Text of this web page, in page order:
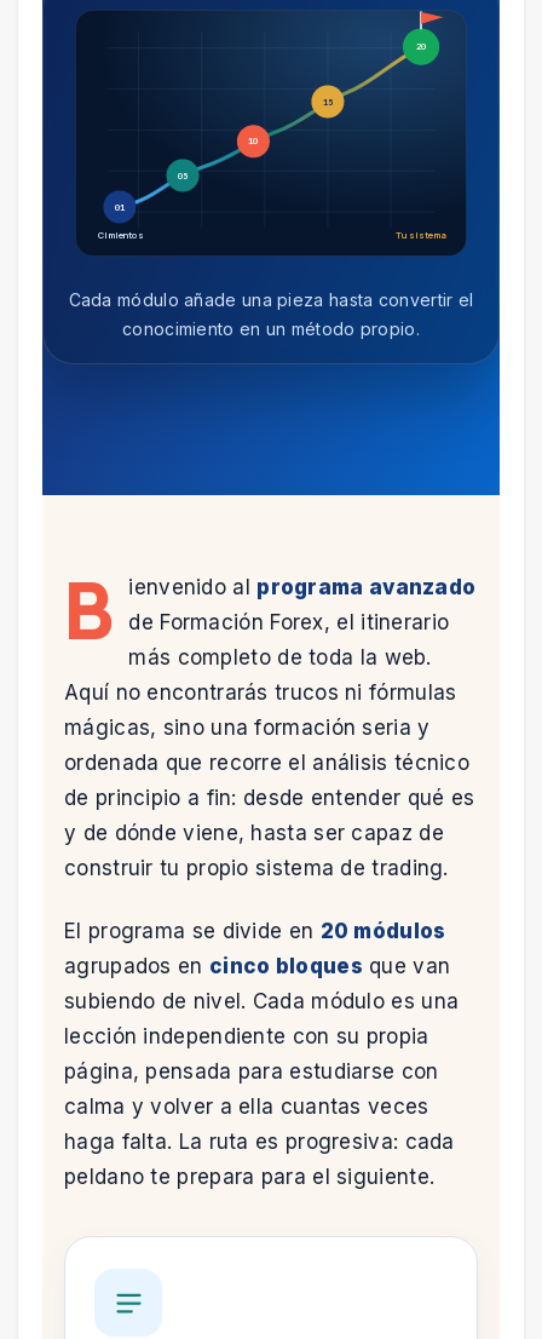
01
05
10
15
20
Cimientos Tu sistema
Cada módulo añade una pieza hasta convertir el
conocimiento en un método propio.
B ienvenido al programa avanzado
de Formación Forex, el itinerario
más completo de toda la web.
Aquí no encontrarás trucos ni fórmulas
mágicas, sino una formación seria y
ordenada que recorre el análisis técnico
de principio a fin: desde entender qué es
y de dónde viene, hasta ser capaz de
construir tu propio sistema de trading.
El programa se divide en 20 módulos
agrupados en cinco bloques que van
subiendo de nivel. Cada módulo es una
lección independiente con su propia
página, pensada para estudiarse con
calma y volver a ella cuantas veces
haga falta. La ruta es progresiva: cada
peldano te prepara para el siguiente.